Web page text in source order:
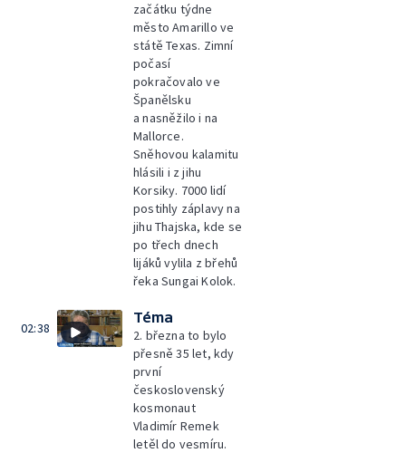
začátku týdne
město Amarillo ve
státě Texas. Zimní
počasí
pokračovalo ve
Španělsku
a nasněžilo i na
Mallorce.
Sněhovou kalamitu
hlásili i z jihu
Korsiky. 7000 lidí
postihly záplavy na
jihu Thajska, kde se
po třech dnech
lijáků vylila z břehů
řeka Sungai Kolok.
02:38
Téma
2. března to bylo
přesně 35 let, kdy
první
československý
kosmonaut
Vladimír Remek
letěl do vesmíru.